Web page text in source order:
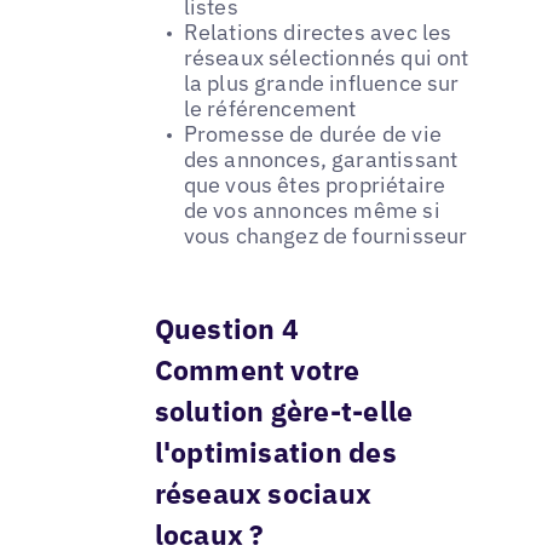
listes
Relations directes avec les
réseaux sélectionnés qui ont
la plus grande influence sur
le référencement
Promesse de durée de vie
des annonces, garantissant
que vous êtes propriétaire
de vos annonces même si
vous changez de fournisseur
Question 4
Comment votre
solution gère-t-elle
l'optimisation des
réseaux sociaux
locaux ?